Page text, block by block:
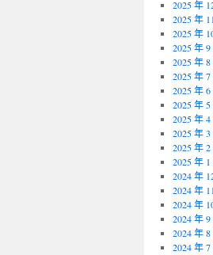
2025 年
2025 年
2025 年
2025 年 9
2025 年 8
2025 年 7
2025 年 6
2025 年 5
2025 年 4
2025 年 3
2025 年 2
2025 年 1
2024 年
2024 年
2024 年
2024 年 9
2024 年 8
2024 年 7